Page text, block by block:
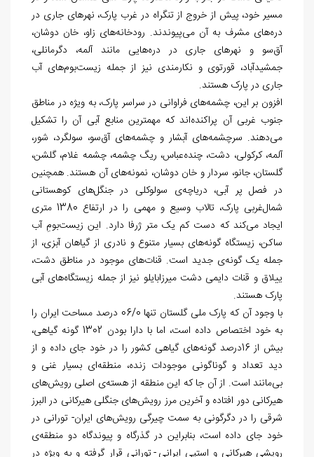
مسیر خود، پیش از خروج از تنگراه در غرب پارک، نهرهای جاری در
دره‏‌های مشرف به آن می‏‌پیوندند. رودخانه‏‌های زاو، خان دوشان،
آق‏‌سو و نهرهای جاری در درههایی مانند آلمه، دگرمانلی،
جمشیدآباد، قورتوی و نکارمندی نیز از جمله زیستبوم‌‏های آب
جاری در پارک هستند.
افزون بر این، چشمه‌‏های فراوانی در سراسر پارک، به ویژه در مناطق
جنوب غربی آن پراکنده‌‏اند که مهم‏ترین منابع آبی آن را تشکیل
می‏‌دهند. سرچشمه‏‌های آبشار و چشمه‌‏های آق‏‌سو، سولگرد، شور،
آلمه، کرکولی، دشت، چنده‌‏عباس، ریگ چشمه، چشمه غلام، گلشن،
گلستان، جانو، سردار و خان دوشان، نمونه‏‌های آن هستند. همچنین
در فصل پر آبی، دریاچه­ی سولوکلی در جنگل‏‌های کوهستانی
شمال‏‌غربی پارک، تالاب وسیع و مهمی را در ارتفاع 1380 متری
ایجاد می‏‌کند که دست کم یک متر ژرفا دارد. این زیست­بومِ آب
ساکن، زیستگاه گونه‏‌های بسیار متنوع و نادری از گیاهان آبزی، از
جمله یک گونه‏‌ی جدید است. قناتهای موجود در مناطق دشت،
ییلاق و قنات دایمی دشت میرزابایلو نیز از جمله­ زیستگاههای آبی
پارک هستند.
با وجود آن که پارک ملی گلستان تنها 06/0 درصد مساحت ایران را
به خود اختصاص داده است، اما با دارا بودن 1302 گونه گیاهی،
بیش از 16درصد گونه
های گیاهی کشور را در خود جای داده و از
دید تعداد و گوناگونی موجودات زنده، منطقهای بسیار غنی و
بی‏‌مانند است. از آن جا که این منطقه از هسته­ی اصلی رویش­های
هیرکانی دور افتاده و آخرین مرز رویش‏‌های جنگلی هیرکانی در البرز
شرقی را در دگرگونی به سمت چیرگی رویش‏‌های ایران- تورانی در
خود جای داده است، بنابراین در گذرگاه و پیوندگاه دو منطقه­ی